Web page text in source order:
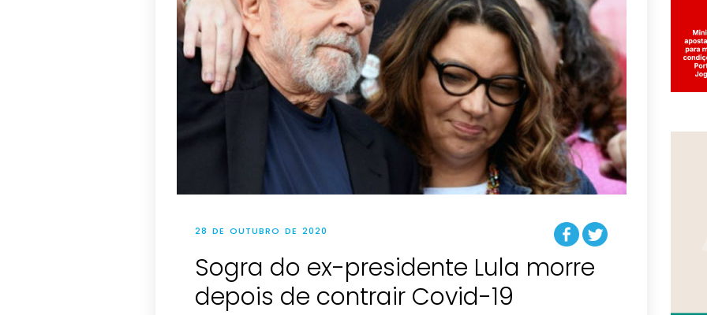
28 DE OUTUBRO DE 2020
Sogra do ex-presidente Lula morre
depois de contrair Covid-19